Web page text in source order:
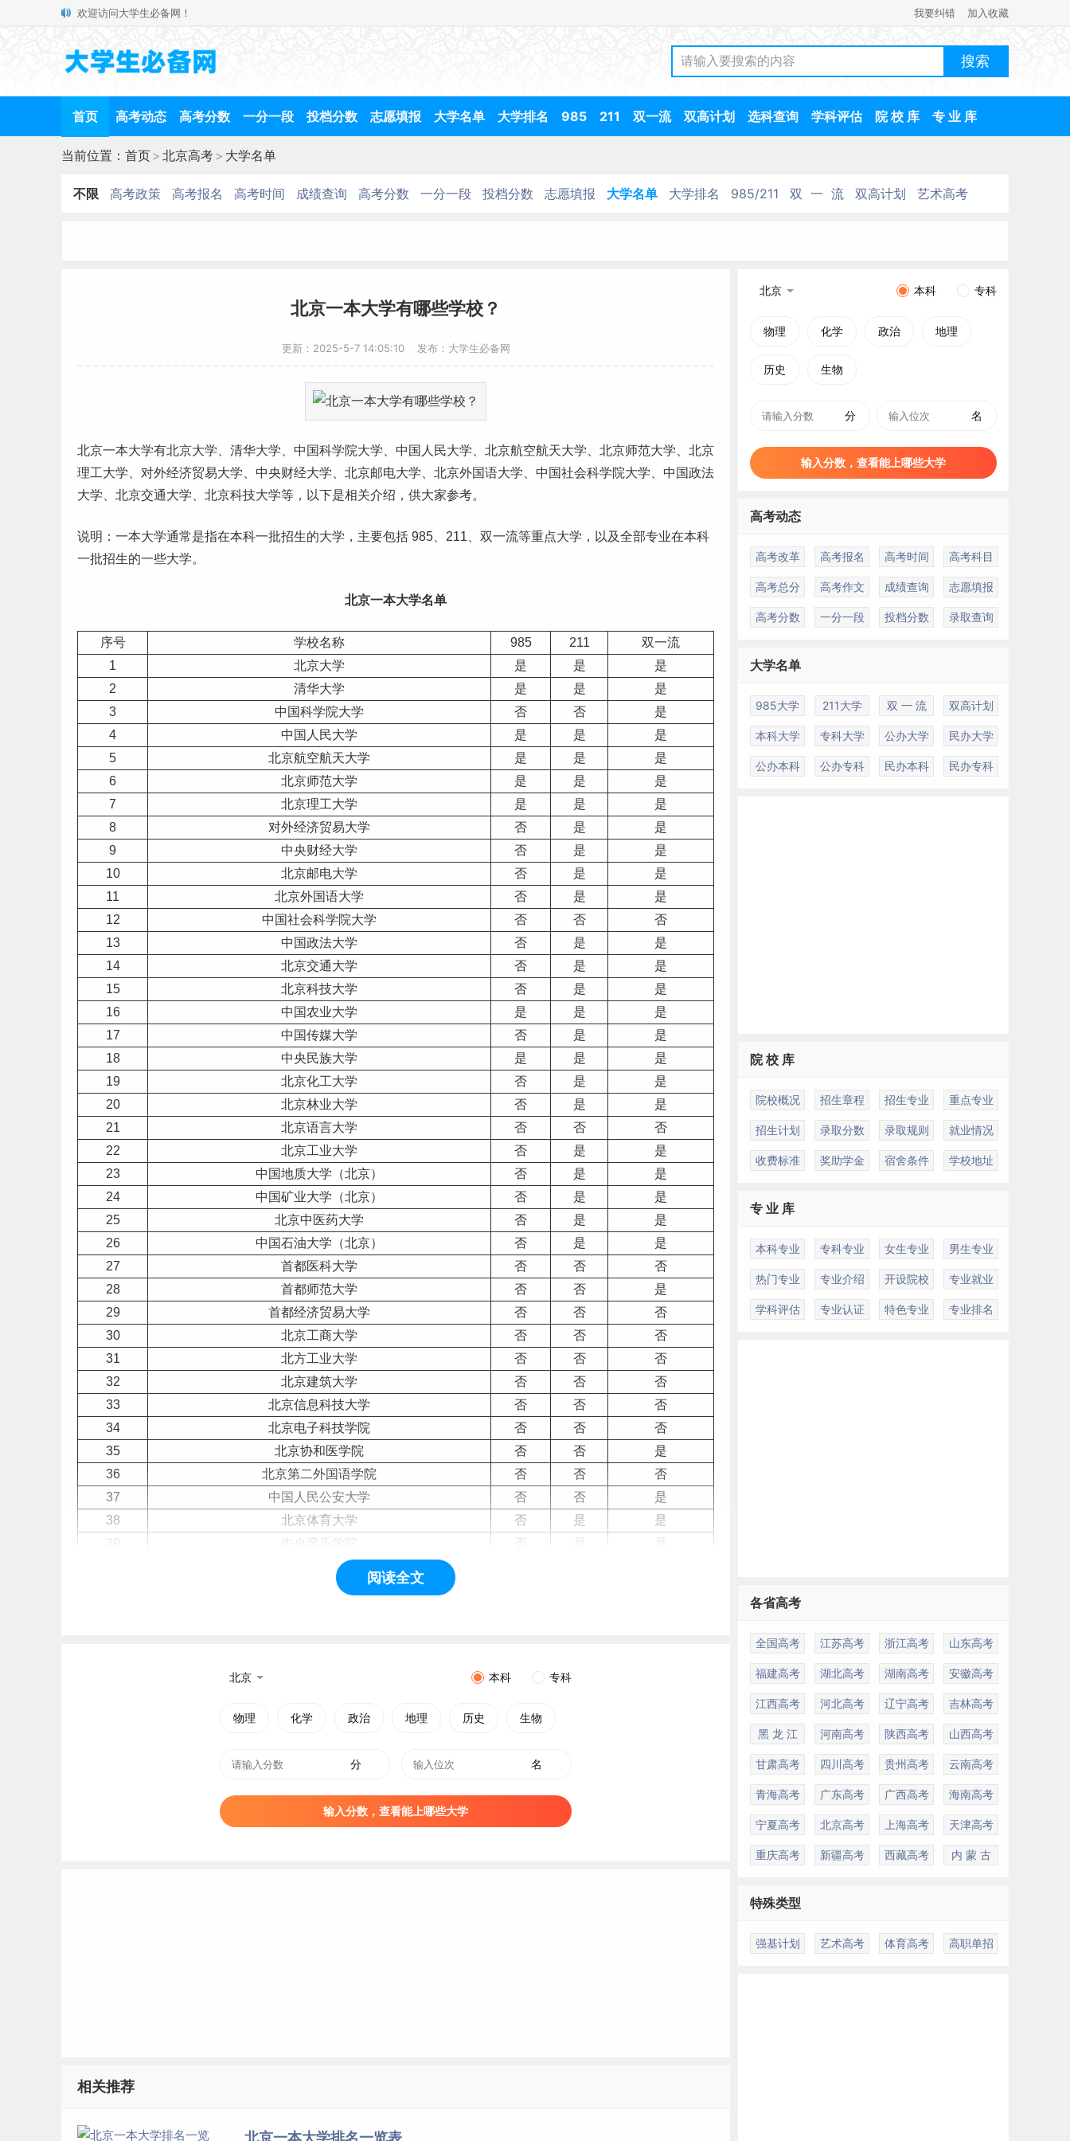
欢迎访问大学生必备网！ 我要纠错 加入收藏
首页 高考动态 高考分数 一分一段 投档分数 志愿填报 大学名单 大学排名 985 211 双一流 双高计划 选科查询 学科评估 院 校 库 专 业 库
当前位置： 首页> 北京高考> 大学名单
不限 高考政策 高考报名 高考时间 成绩查询 高考分数 一分一段 投档分数 志愿填报 大学名单 大学排名 985/211 双 一 流 双高计划 艺术高考
北京一本大学有哪些学校？
更新：2025-5-7 14:05:10 发布：大学生必备网
北京一本大学有北京大学、清华大学、中国科学院大学、中国人民大学、北京航空航天大学、北京师范大学、北京
理工大学、对外经济贸易大学、中央财经大学、北京邮电大学、北京外国语大学、中国社会科学院大学、中国政法
大学、北京交通大学、北京科技大学等，以下是相关介绍，供大家参考。
说明： 一本大学通常是指在本科一批招生的大学，主要包括 985 211 双一流等重点大学，以及全部专业在本科
一批招生的一些大学。
北京一本大学名单
序号 学校名称 985 211
双一流
1
北京大学 是 是
是
2
清华大学 是 是
是
3
中国科学院大学 否 否
是
4
中国人民大学 是 是
是
5
北京航空航天大学 是 是
是
6
北京师范大学 是 是
是
7
北京理工大学 是 是
是
8
对外经济贸易大学 否 是
是
9
中央财经大学 否 是
是
10
北京邮电大学 否 是
是
11
北京外国语大学 否 是
是
12
中国社会科学院大学 否 否
否
13
中国政法大学 否 是
是
14
北京交通大学 否 是
是
15
北京科技大学 否 是
是
16
中国农业大学 是 是
是
17
中国传媒大学 否 是
是
18
中央民族大学 是 是
是
19
北京化工大学 否 是
是
20
北京林业大学 否 是
是
21
北京语言大学 否 否
否
22
北京工业大学 否 是
是
23
中国地质大学（北京） 否 是
是
24
中国矿业大学（北京） 否 是
是
25
北京中 医药大学 否 是
是
26
中国石油大学（北京） 否 是
是
27
首都医科大学 否 否
否
28
首都师范大学 否 否
是
29
首都经济贸易大学 否 否
否
30
北京工商大学 否 否
否
31
北方工业大学 否 否
否
32
北京建筑大学 否 否
否
33
北京信息科技大学 否 否
否
34
北京电子科技学院 否 否
否
35
北京协和医学院 否 否
是
36
北京第二外国语学院 否 否
否
37
中国人民公安大学 否 否
是
38
北京体育大学 否 是
是
39
中央音乐学院 否
中国音乐学院
中央美术学院
学，位列“双一流”、“211工程”、“985工程”，入选“学位授权自主审核单位”、“基础学科拔尖学生培养试验计划”、“基
大学校长联谊会、京港大学联盟、全球大学高研院联盟、亚洲大学联盟、东亚研究型大学协会、国际研究型大学联
盟、环太平洋大学联盟、全球大学校长论坛、21世纪学术联盟、东亚四大学论坛、国际公立大学论坛、中俄综合
盟（C9）、松联盟、中国大学校长联谊会、亚洲大学联盟、环太平洋大学联盟、中俄综合性大学联盟 、清华—剑
阅读全文
北京 本科 专科
物理 化学 政治 地理 历史 生物
分 名
输入分数，查看能上哪些大学
相关推荐
北京一本大学排名一览表
北京 本科 专科
物理 化学 政治 地理
历史 生物
分 名
输入分数，查看能上哪些大学
高考动态
高考改革 高考报名 高考时间 高考科目
高考总分 高考作文 成绩查询 志愿填报
高考分数 一分一段 投档分数 录取查询
大学名单
985大学 211大学 双 一 流 双高计划
本科大学 专科大学 公办大学 民办大学
公办本科 公办专科 民办本科 民办专科
院 校 库
院校概况 招生章程 招生专业 重点专业
招生计划 录取分数 录取规则 就业情况
收费标准 奖助学金 宿舍条件 学校地址
专 业 库
本科专业 专科专业 女生专业 男生专业
热门专业 专业介绍 开设院校 专业就业
学科评估 专业认证 特色专业 专业排名
各省高考
全国高考 江苏高考 浙江高考 山东高考
福建高考 湖北高考 湖南高考 安徽高考
江西高考 河北高考 辽宁高考 吉林高考
黑 龙 江 河南高考 陕西高考 山西高考
甘肃高考 四川高考 贵州高考 云南高考
青海高考 广东高考 广西高考 海南高考
宁夏高考 北京高考 上海高考 天津高考
重庆高考 新疆高考 西藏高考 内 蒙 古
特殊类型
强基计划 艺术高考 体育高考 高职单招